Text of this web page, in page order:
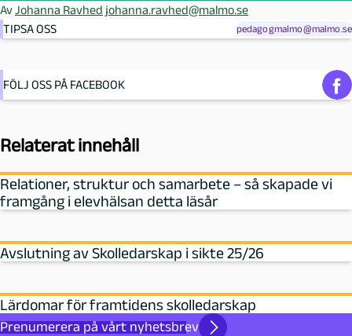
AvJohanna Ravhed johanna.ravhed@malmo.se
TIPSA OSS
pedagogmalmo@malmo.se
FÖLJ OSS PÅ FACEBOOK
Relaterat innehåll
Relationer, struktur och samarbete – så skapade vi
framgång i elevhälsan detta läsår
Avslutning av Skolledarskap i sikte 25/26
Lärdomar för framtidens skolledarskap
Prenumerera på vårt nyhetsbrev